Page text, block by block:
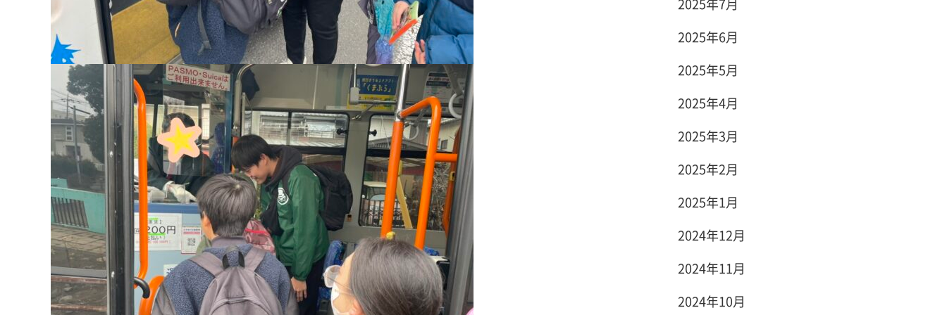
2025年7月
2025年6月
2025年5月
2025年4月
2025年3月
2025年2月
2025年1月
2024年12月
2024年11月
2024年10月